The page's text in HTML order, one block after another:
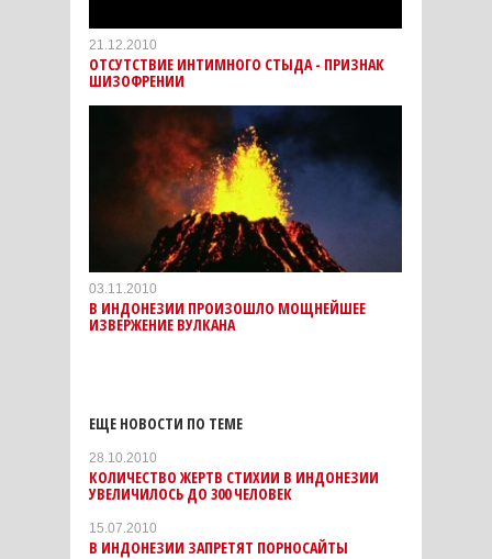
21.12.2010
ОТСУТСТВИЕ ИНТИМНОГО СТЫДА - ПРИЗНАК
ШИЗОФРЕНИИ
03.11.2010
В ИНДОНЕЗИИ ПРОИЗОШЛО МОЩНЕЙШЕЕ
ИЗВЕРЖЕНИЕ ВУЛКАНА
ЕЩЕ НОВОСТИ ПО ТЕМЕ
28.10.2010
КОЛИЧЕСТВО ЖЕРТВ СТИХИИ В ИНДОНЕЗИИ
УВЕЛИЧИЛОСЬ ДО 300 ЧЕЛОВЕК
15.07.2010
В ИНДОНЕЗИИ ЗАПРЕТЯТ ПОРНОСАЙТЫ